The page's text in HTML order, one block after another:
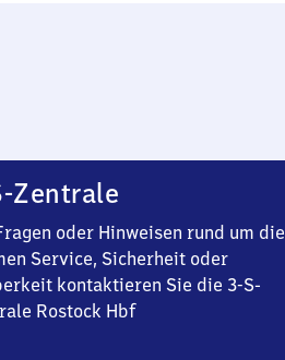
Zentrale
oder Hinweisen rund um die
Service, Sicherheit oder
kontaktieren Sie die 3-S-
Rostock Hbf